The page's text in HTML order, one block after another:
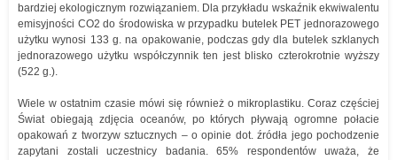
bardziej ekologicznym rozwiązaniem. Dla przykładu wskaźnik ekwiwalentu
emisyjności CO2 do środowiska w przypadku butelek PET jednorazowego
użytku wynosi 133 g. na opakowanie, podczas gdy dla butelek szklanych
jednorazowego użytku współczynnik ten jest blisko czterokrotnie wyższy
(522 g.).
Wiele w ostatnim czasie mówi się również o mikroplastiku. Coraz częściej
Świat obiegają zdjęcia oceanów, po których pływają ogromne połacie
opakowań z tworzyw sztucznych – o opinie dot. źródła jego pochodzenie
zapytani zostali uczestnicy badania. 65% respondentów uważa, że